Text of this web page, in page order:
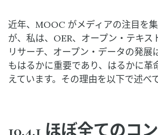
近年、MOOC がメディアの注目を
が、私は、OER、オープン・テキス
リサーチ、オープン・データの発展
もはるかに重要であり、はるかに革
えています。その理由を以下で述べ
10.4.1 ほぼ全てのコ